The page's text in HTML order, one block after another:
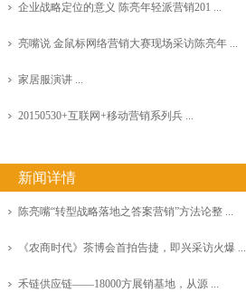
企业战略定位的意义 陈亮年轻派营销201 ...
亮嘴说 金鼠标网络营销大赛现场采访陈亮年 ...
家居服演讲 ...
20150530+互联网+移动营销系列兵 ...
新闻详情
陈亮嘴“转型战略落地之答案营销”方法论整 ...
《农商时代》茶博会首拍告捷，即兴采访火爆 ...
禾链供应链——18000方展销基地，从源 ...